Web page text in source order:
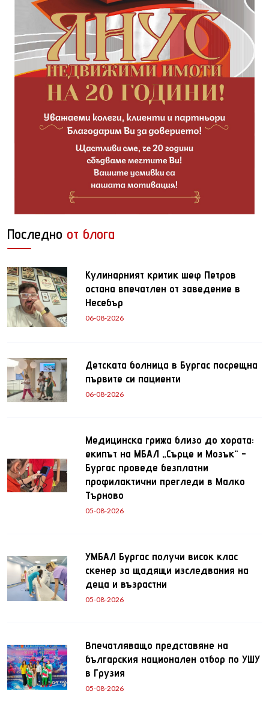
Последно от блога
Кулинарният критик шеф Петров
остана впечатлен от заведение в
Несебър
06-08-2026
Детската болница в Бургас посрещна
първите си пациенти
06-08-2026
Медицинска грижа близо до хората:
екипът на МБАЛ „Сърце и Мозък“ -
Бургас проведе безплатни
профилактични прегледи в Малко
Търново
05-08-2026
УМБАЛ Бургас получи висок клас
скенер за щадящи изследвания на
деца и възрастни
05-08-2026
Впечатляващо представяне на
българския национален отбор по УШУ
в Грузия
05-08-2026